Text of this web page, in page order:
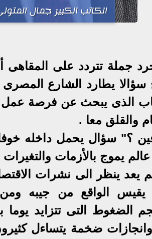
الكاتب الكبير جمال
جملة تتردد على
يطارد الشارع
الذى يبحث عن فرصة
والقلق معا .
؟" سؤال يحمل داخله
يموج بالأزمات والتغيرات
يعد ينظر الى نشرات
يقيس الواقع من جيبه ومن
الضغوط التى تتزايد
ضخمة يتساءل